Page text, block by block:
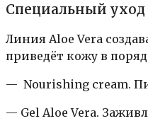
Специальный
Линия Aloe Vera
приведёт кожу в
— Nourishing cream.
— Gel Aloe Vera.